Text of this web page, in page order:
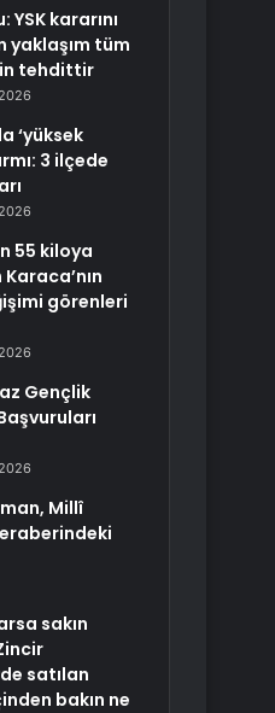
YSK kararını
yaklaşım tüm
tehdittir
‘yüksek
3 ilçede
55 kiloya
görenleri
Gençlik
Millî
sakın
satılan
bakın ne